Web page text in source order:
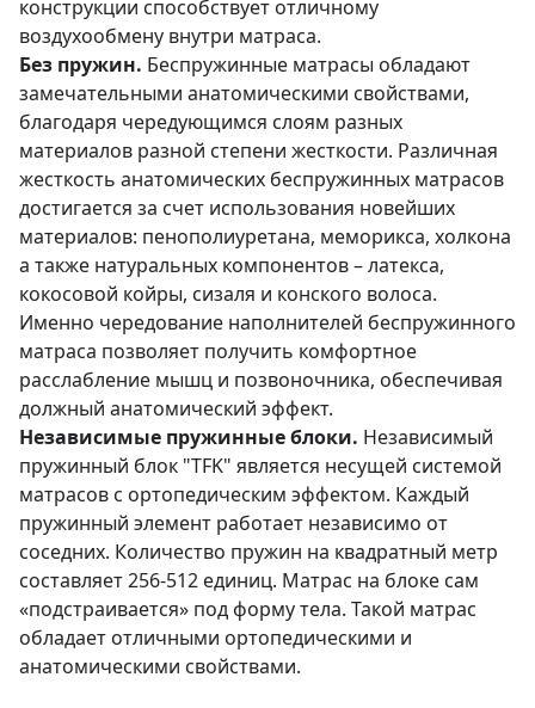
конструкции способствует отличному
воздухообмену внутри матраса.
Без пружин. Беспружинные матрасы обладают
замечательными анатомическими свойствами,
благодаря чередующимся слоям разных
материалов разной степени жесткости. Различная
жесткость анатомических беспружинных матрасов
достигается за счет использования новейших
материалов: пенополиуретана, меморикса, холкона
а также натуральных компонентов – латекса,
кокосовой койры, сизаля и конского волоса.
Именно чередование наполнителей беспружинного
матраса позволяет получить комфортное
расслабление мышц и позвоночника, обеспечивая
должный анатомический эффект.
Независимые пружинные блоки. Независимый
пружинный блок "TFK" является несущей системой
матрасов с ортопедическим эффектом. Каждый
пружинный элемент работает независимо от
соседних. Количество пружин на квадратный метр
составляет 256-512 единиц. Матрас на блоке сам
«подстраивается» под форму тела. Такой матрас
обладает отличными ортопедическими и
анатомическими свойствами.